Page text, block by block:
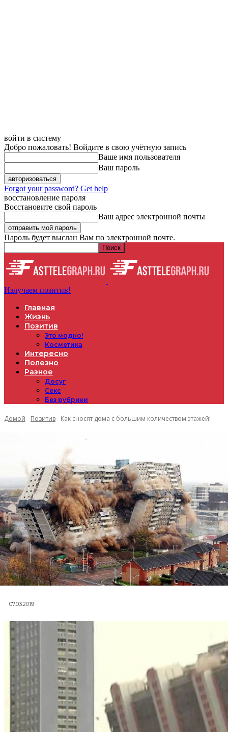
войти в систему
Добро пожаловать! Войдите в свою учётную запись
Ваше имя пользователя
Ваш пароль
Forgot your password? Get help
восстановление пароля
Восстановите свой пароль
Ваш адрес электронной почты
Пароль будет выслан Вам по электронной почте.
Излучаем позитив!
Главная
Жизнь
Позитив
Это модно!
Косметика
Интересно
Полезно
Разное
Досуг
Секс
Без рубрики
Домой Позитив Как сносят дома с большим количеством этажей!
07.03.2019